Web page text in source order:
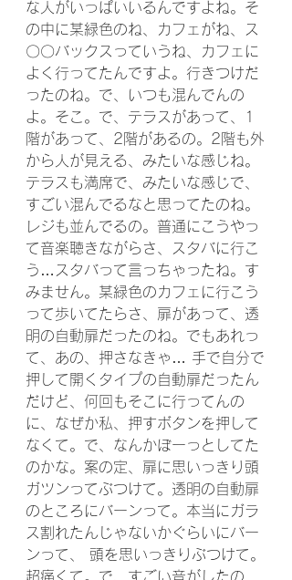
な人がいっぱいいるんですよね。そ
の中に某緑色のね、カフェがね、ス
〇〇バックスっていうね、カフェに
よく行ってたんですよ。行きつけだ
ったのね。で、いつも混んでんの
よ。そこ。で、テラスがあって、1
階があって、2階があるの。2階も外
から人が見える、みたいな感じね。
テラスも満席で、みたいな感じで、
すごい混んでるなと思ってたのね。
レジも並んでるの。普通にこうやっ
て音楽聴きながらさ、スタバに行こ
う…スタバって言っちゃったね。す
みません。某緑色のカフェに行こう
って歩いてたらさ、扉があって、透
明の自動扉だったのね。でもあれっ
て、あの、押さなきゃ… 手で自分で
押して開くタイプの自動扉だったん
だけど、何回もそこに行ってんの
に、なぜか私、押すボタンを押して
なくて。で、なんかぼーっとしてた
のかな。案の定、扉に思いっきり頭
ガツンってぶつけて。透明の自動扉
のところにバーンって。本当にガラ
ス割れたんじゃないかぐらいにバー
ンって、 頭を思いっきりぶつけて。
超痛くて。で、すごい音がしたの